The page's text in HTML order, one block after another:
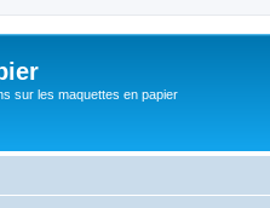
sur les maquettes en papier